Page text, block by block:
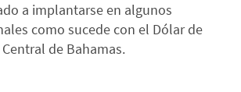
a implantarse en algunos
como sucede con el Dólar de
de Bahamas.